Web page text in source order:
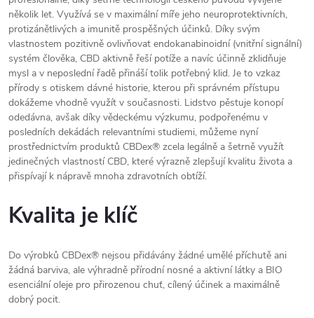
několik let. Využívá se v maximální míře jeho neuroprotektivních,
protizánětlivých a imunitě prospěšných účinků. Díky svým
vlastnostem pozitivně ovlivňovat endokanabinoidní (vnitřní signální)
systém člověka, CBD aktivně řeší potíže a navíc účinně zklidňuje
mysl a v neposlední řadě přináší tolik potřebný klid. Je to vzkaz
přírody s otiskem dávné historie, kterou při správném přístupu
dokážeme vhodně využít v současnosti. Lidstvo pěstuje konopí
odedávna, avšak díky vědeckému výzkumu, podpořenému v
posledních dekádách relevantními studiemi, můžeme nyní
prostřednictvím produktů CBDex® zcela legálně a šetrně využít
jedinečných vlastností CBD, které výrazně zlepšují kvalitu života a
přispívají k nápravě mnoha zdravotních obtíží.
Kvalita je klíč
Do výrobků CBDex® nejsou přidávány žádné umělé příchutě ani
žádná barviva, ale výhradně přírodní nosné a aktivní látky a BIO
esenciální oleje pro přirozenou chuť, cílený účinek a maximálně
dobrý pocit.